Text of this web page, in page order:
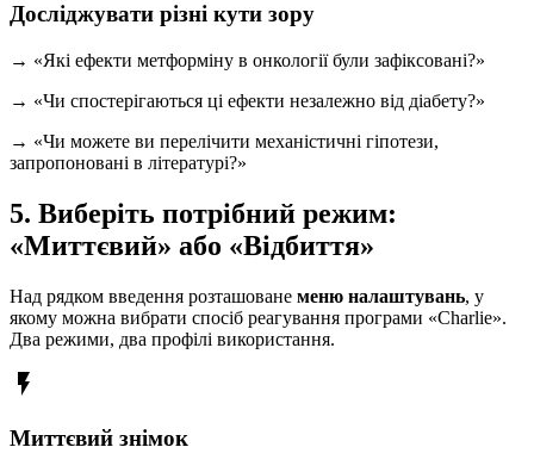
Досліджувати різні кути зору
→ «Які ефекти метформіну в онкології були зафіксовані?»
→ «Чи спостерігаються ці ефекти незалежно від діабету?»
→ «Чи можете ви перелічити механістичні гіпотези,
запропоновані в літературі?»
5. Виберіть потрібний режим:
«Миттєвий» або «Відбиття»
Над рядком введення розташоване меню налаштувань, у
якому можна вибрати спосіб реагування програми «Charlie».
Два режими, два профілі використання.
flash_on
Миттєвий знімок